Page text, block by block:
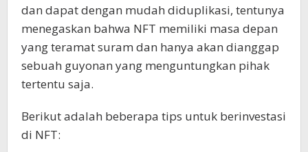
dan dapat dengan mudah diduplikasi, tentunya
menegaskan bahwa NFT memiliki masa depan
yang teramat suram dan hanya akan dianggap
sebuah guyonan yang menguntungkan pihak
tertentu saja.
Berikut adalah beberapa tips untuk berinvestasi
di NFT: